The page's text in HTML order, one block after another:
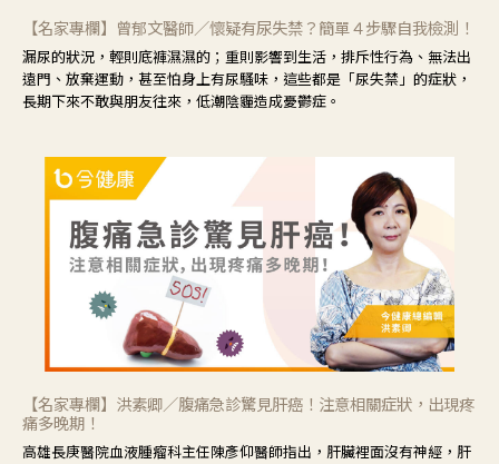
【名家專欄】曾郁文醫師／懷疑有尿失禁？簡單４步驟自我檢測！
漏尿的狀況，輕則底褲濕濕的；重則影響到生活，排斥性行為、無法出
遠門、放棄運動，甚至怕身上有尿騷味，這些都是「尿失禁」的症狀，
長期下來不敢與朋友往來，低潮陰霾造成憂鬱症。
【名家專欄】洪素卿／腹痛急診驚見肝癌！注意相關症狀，出現疼
痛多晚期！
高雄長庚醫院血液腫瘤科主任陳彥仰醫師指出，肝臟裡面沒有神經，肝